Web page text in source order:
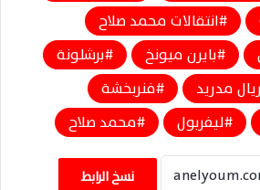
انتقالات محمد صلاح
بايرن ميونخ
برشلونة
ريال مدريد
فنربخشة
ليفربول محمد صلاح
نسخ الرابط